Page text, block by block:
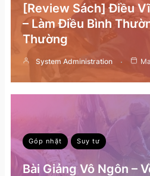
[Review Sách] Điều
– Làm Điều Bình
Thường
System Administration
Góp nhặt Suy tư
Bài Giảng Vô Ngôn –